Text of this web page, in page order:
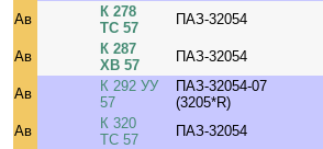
Ав
К 278
ТС 57
ПАЗ-32054
Ав
К 287
ХВ 57
ПАЗ-32054
Ав
К 292 УУ
57
ПАЗ-32054-07
(3205*R)
Ав
К 320
ТС 57
ПАЗ-32054